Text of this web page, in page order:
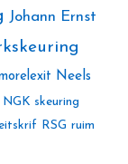
Johann Ernst
Neels
NGK skeuring
RSG ruim